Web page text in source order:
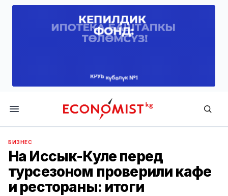
Economist.kg
БИЗНЕС
На Иссык-Куле перед
турсезоном проверили кафе
и рестораны: итоги